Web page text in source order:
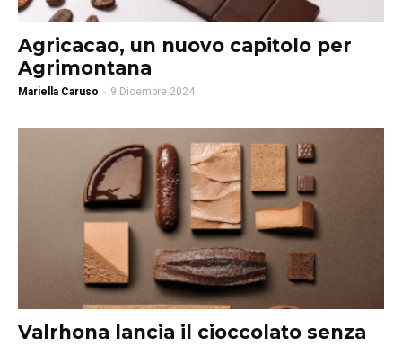
Agricacao, un nuovo capitolo per
Agrimontana
Mariella Caruso - 9 Dicembre 2024
Valrhona lancia il cioccolato senza